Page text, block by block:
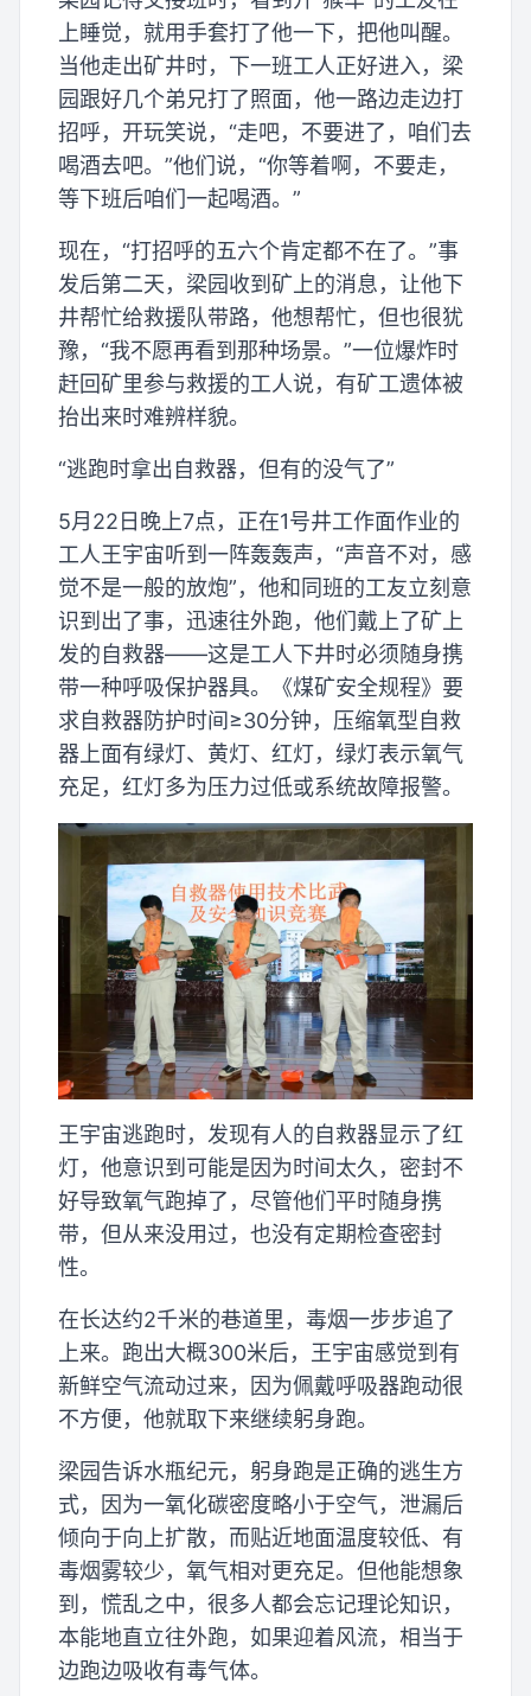
上睡觉，就用手套打了他一下，把他叫醒。
当他走出矿井时，下一班工人正好进入，梁
园跟好几个弟兄打了照面，他一路边走边打
招呼，开玩笑说，“走吧，不要进了，咱们去
喝酒去吧。”他们说，“你等着啊，不要走，
等下班后咱们一起喝酒。”
现在，“打招呼的五六个肯定都不在了。”事
发后第二天，梁园收到矿上的消息，让他下
井帮忙给救援队带路，他想帮忙，但也很犹
豫，“我不愿再看到那种场景。”一位爆炸时
赶回矿里参与救援的工人说，有矿工遗体被
抬出来时难辨样貌。
“逃跑时拿出自救器，但有的没气了”
5月22日晚上7点，正在1号井工作面作业的
工人王宇宙听到一阵轰轰声，“声音不对，感
觉不是一般的放炮”，他和同班的工友立刻意
识到出了事，迅速往外跑，他们戴上了矿上
发的自救器——这是工人下井时必须随身携
带一种呼吸保护器具。《煤矿安全规程》要
求自救器防护时间≥30分钟，压缩氧型自救
器上面有绿灯、黄灯、红灯，绿灯表示氧气
充足，红灯多为压力过低或系统故障报警。
王宇宙逃跑时，发现有人的自救器显示了红
灯，他意识到可能是因为时间太久，密封不
好导致氧气跑掉了，尽管他们平时随身携
带，但从来没用过，也没有定期检查密封
性。
在长达约2千米的巷道里，毒烟一步步追了
上来。跑出大概300米后，王宇宙感觉到有
新鲜空气流动过来，因为佩戴呼吸器跑动很
不方便，他就取下来继续躬身跑。
梁园告诉水瓶纪元，躬身跑是正确的逃生方
式，因为一氧化碳密度略小于空气，泄漏后
倾向于向上扩散，而贴近地面温度较低、有
毒烟雾较少，氧气相对更充足。但他能想象
到，慌乱之中，很多人都会忘记理论知识，
本能地直立往外跑，如果迎着风流，相当于
边跑边吸收有毒气体。